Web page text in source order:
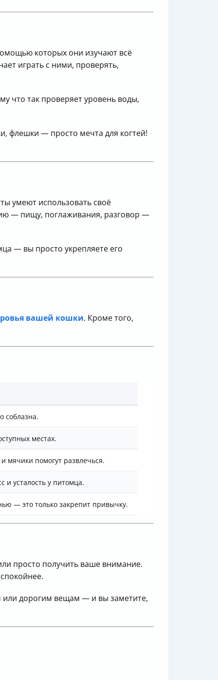
которых они изучают всё
играть с ними, проверять,
что так проверяет уровень воды,
флешки — просто мечта для когтей!
умеют использовать своё
— пищу, поглаживания, разговор —
— вы просто укрепляете его
вашей кошки. Кроме того,
соблазна.
местах.
мячики помогут развлечься.
усталость у питомца.
— это только закрепит привычку.
просто получить ваше внимание.
или дорогим вещам — и вы заметите,